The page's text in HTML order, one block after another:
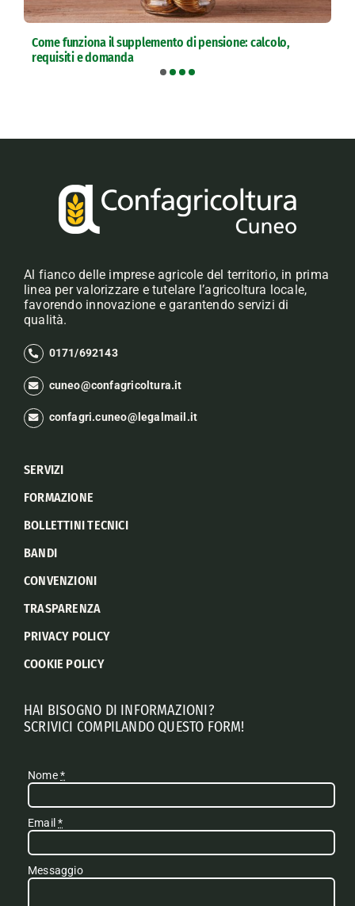
Come funziona il supplemento di pensione: calcolo,
requisiti e domanda
Al fianco delle imprese agricole del territorio, in prima
linea per valorizzare e tutelare l’agricoltura locale,
favorendo innovazione e garantendo servizi di
qualità.
0171/692143
cuneo@confagricoltura.it
confagri.cuneo@legalmail.it
SERVIZI
FORMAZIONE
BOLLETTINI TECNICI
BANDI
CONVENZIONI
TRASPARENZA
PRIVACY POLICY
COOKIE POLICY
HAI BISOGNO DI INFORMAZIONI?
SCRIVICI COMPILANDO QUESTO FORM!
Nome*
Email*
Messaggio